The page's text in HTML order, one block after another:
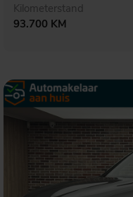
Kilometerstand
93.700 KM